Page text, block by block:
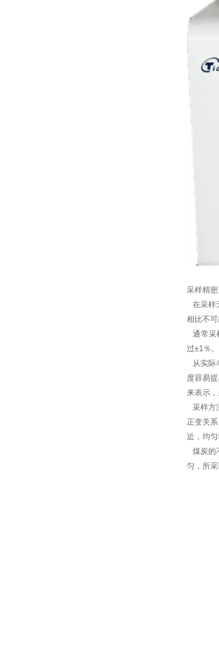
采样精
在采样
相比不
通常采
过±1％
从实际
度容易
来表示
采样方
正变关
近，均
煤炭的
匀，所